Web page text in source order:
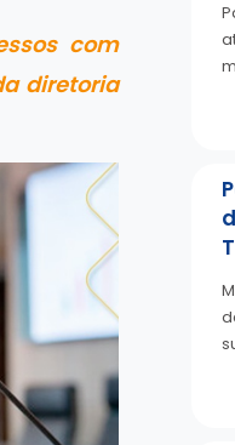
com
diretoria